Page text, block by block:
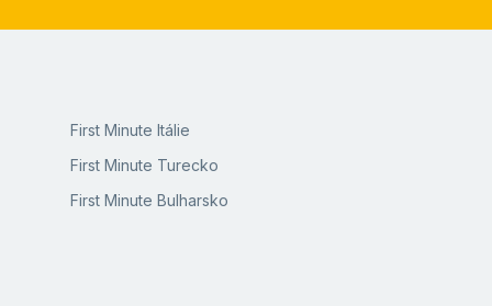
First Minute Itálie
First Minute Turecko
First Minute Bulharsko